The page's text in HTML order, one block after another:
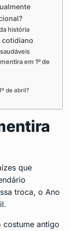
história
cotidiano
em 1º de
de abril?
que
troca, o Ano
costume antigo